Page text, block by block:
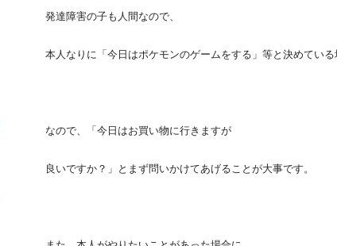
発達障害の子も人間なので、
本人なりに「今日はポケモンのゲームをする」等と決めている
なので、「今日はお買い物に行きますが
良いですか？」とまず問いかけてあげることが大事です。